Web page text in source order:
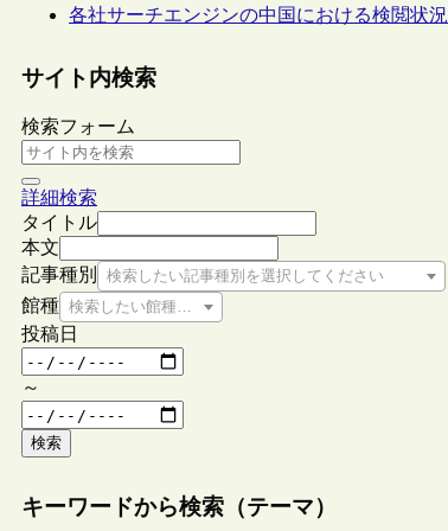
各社サーチエンジンの中国における検閲状況
サイト内検索
検索フォーム
詳細検索
タイトル
本文
記事種別
検索したい記事種別を選択してください
館種 検索したい館種を選択してください
投稿日
～
検索
キーワードから検索（テーマ）